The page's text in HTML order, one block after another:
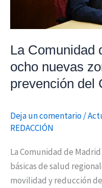
La Comunidad
ocho nuevas
prevención del
Deja un comentario/
REDACCIÓN
La Comunidad de
básicas de salud
movilidad y reducción
del
COVID-
19